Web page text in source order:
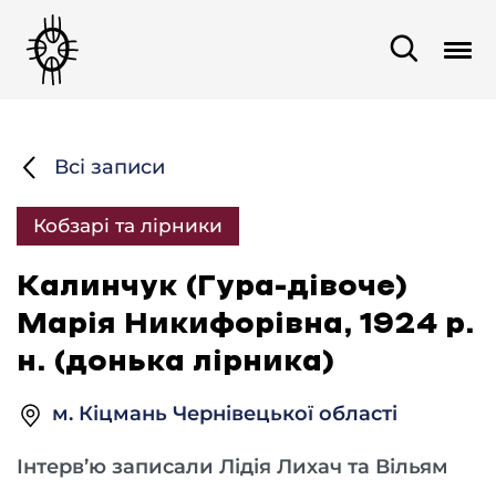
Всі записи
Кобзарі та лірники
Калинчук (Гура-дівоче)
Марія Никифорівна, 1924 р.
н. (донька лірника)
м. Кіцмань Чернівецької області
Інтерв’ю записали Лідія Лихач та Вільям